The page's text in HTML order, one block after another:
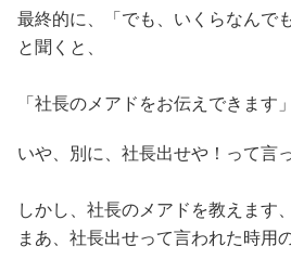
最終的に、「でも、いくらなんで
と聞くと、
「社長のメアドをお伝えできます
いや、別に、社長出せや！って言
しかし、社長のメアドを教えます
まあ、社長出せって言われた時用